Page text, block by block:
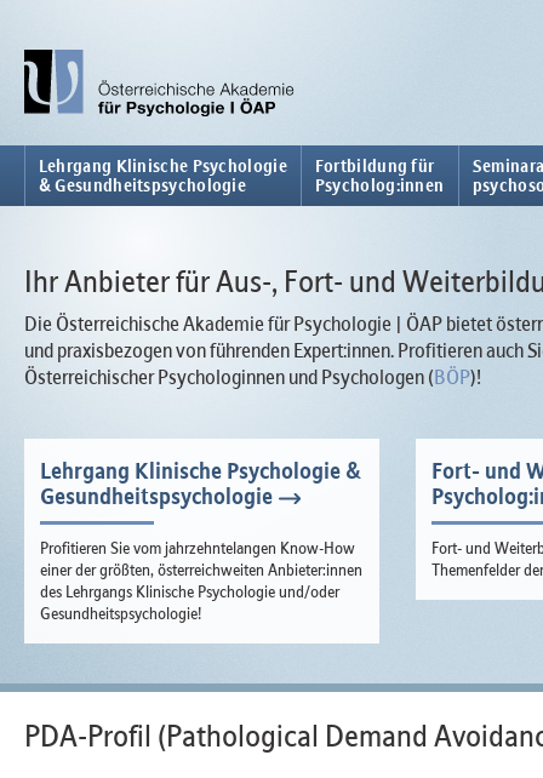
Lehrgang Klinische Psychologie
& Gesundheitspsychologie
Fortbildung für
Psycholog:innen
Ihr Anbieter für Aus-, Fort- und
Die Österreichische Akademie für Psychologie | ÖAP bietet
und praxisbezogen von führenden Expert:innen. Profitieren auch
Österreichischer Psychologinnen und Psychologen (BÖP)!
Lehrgang Klinische Psychologie &
Gesundheitspsychologie
Profitieren Sie vom jahrzehntelangen Know-How
einer der größten, österreichweiten Anbieter:innen
des Lehrgangs Klinische Psychologie und/oder
Gesundheitspsychologie!
Fort- und
Fort- und
Themenfelder
PDA-Profil (Pathological Demand